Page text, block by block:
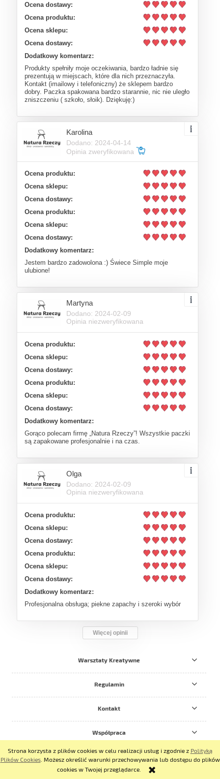
Strona korzysta z plików cookies w celu realizacji usług i zgodnie z Polityką
Plików Cookies. Możesz określić warunki przechowywania lub dostępu do plików
cookies w Twojej przeglądarce.
Ocena dostawy:
Ocena produktu:
Ocena sklepu:
Ocena dostawy:
Dodatkowy komentarz:
Produkty spełniły moje oczekiwania, bardzo ładnie się
prezentują w miejscach, które dla nich przeznaczyła.
Kontakt (imailowy i telefoniczny) że sklepem bardzo
dobry. Paczka spakowana bardzo starannie, nic nie uległo
zniszczeniu ( szkoło, słoik). Dziękuję:)
Karolina
Dodano: 2024-04-14
Opinia zweryfikowana
Ocena produktu:
Ocena sklepu:
Ocena dostawy:
Ocena produktu:
Ocena sklepu:
Ocena dostawy:
Dodatkowy komentarz:
Jestem bardzo zadowolona :) Świece Simple moje
ulubione!
Martyna
Dodano: 2024-02-09
Opinia niezweryfikowana
Ocena produktu:
Ocena sklepu:
Ocena dostawy:
Ocena produktu:
Ocena sklepu:
Ocena dostawy:
Dodatkowy komentarz:
Gorąco polecam firmę „Natura Rzeczy”! Wszystkie paczki
są zapakowane profesjonalnie i na czas.
Olga
Dodano: 2024-02-09
Opinia niezweryfikowana
Ocena produktu:
Ocena sklepu:
Ocena dostawy:
Ocena produktu:
Ocena sklepu:
Ocena dostawy:
Dodatkowy komentarz:
Profesjonalna obsługa; piekne zapachy i szeroki wybór
Więcej opinii
Warsztaty Kreatywne
Regulamin
Kontakt
Współpraca
pokaż pełną wersję strony
Sklep internetowy Shoper.pl